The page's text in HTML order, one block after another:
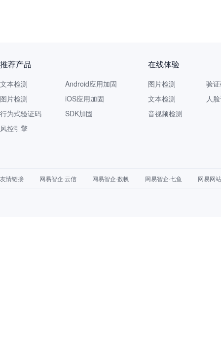
推荐产品
文本检测
图片检测
行为式验证码
风控引擎
Android应用加固
iOS应用加固
SDK加固
在线体验
图片检测
文本检测
音视频检测
验
人
友情链接 网易智企·云信 网易智企·数帆 网易智企·七鱼 网易网